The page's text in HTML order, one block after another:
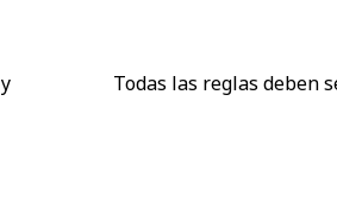
y Todas las reglas deben